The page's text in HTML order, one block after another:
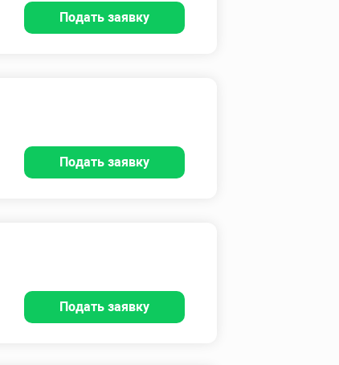
Подать заявку
Подать заявку
Подать заявку